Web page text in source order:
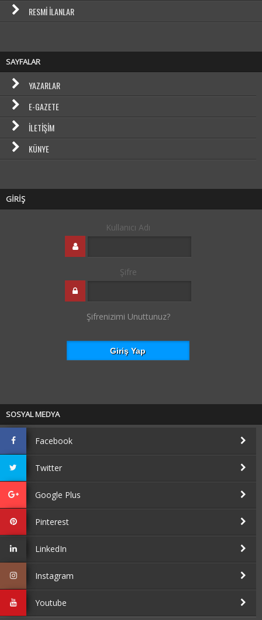
RESMI İLANLAR
SAYFALAR
YAZARLAR
E-GAZETE
İLETIŞIM
KÜNYE
GİRİŞ
Kullanıcı Adı
Şifre
Şifrenizimi Unuttunuz?
SOSYAL MEDYA
Facebook
Twitter
Google Plus
Pinterest
LinkedIn
Instagram
Youtube